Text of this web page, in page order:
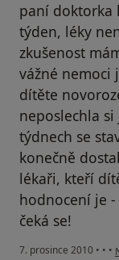
paní doktorka
týden, léky
zkušenost
vážné nemoci
dítěte
neposlechla
týdnech se
konečně
lékaři, kteří
hodnocení je
čeká se!
7. prosince 2010 • • •